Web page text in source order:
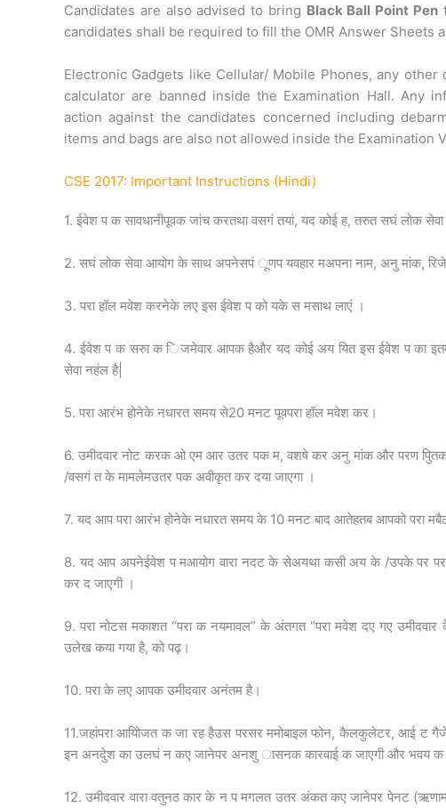
Candidates are also advised to bring Black Ball Point Pen
candidates shall be required to fill the OMR Answer Sheets
Electronic Gadgets like Cellular/ Mobile Phones, any
calculator are banned inside the Examination Hall. Any
action against the candidates concerned including
items and bags are also not allowed inside the Examination
CSE 2017: Important Instructions (Hindi)
1. ई­वेश प क सावधानीपूवक जांच करतथा वसगं तयां, यद कोई ह, तरुत सघं लोक
2. सघं लोक सेवा आयोग के साथ अपनेसपं ूणप यवहार मअपना नाम, अनु मांक,
3. परा हॉल मवेश करनेके लए इस ई­वेश प को यके स मसाथ लाएं ।
4. ई­वेश प क सरुा क िजमेवार आपक हैऔर यद कोई अय यित इस ई­वेश प का
सेवा नहंल है|
5. परा आरंभ होनेके नधारत समय से20 मनट पूवपरा हॉल मवेश कर।
6. उमीदवार नोट करक ओ एम आर उतर पक म, वशषे कर अनु मांक और परण
/वसगं त के मामलेमउतर पक अवीकृत कर दया जाएगा ।
7. यद आप परा आरंभ होनेके नधारत समय के 10 मनट बाद आतेहतब आपको परा
8. यद आप अपनेई­वेश प मआयोग वारा नदट के सेअयथा कसी अय के /उप­के पर
कर द जाएगी ।
9. परा नोटस मकाशत “परा क नयमावल” के अंतगत “परा मवेश दए गए
उलेख कया गया है, को पढ़।
10. परा के लए आपक उमीदवार अनंतम है।
11.जहांपरा आयोिजत क जा रह हैउस परसर ममोबाइल फोन, कैलकुलेटर,
इन अनदुेश का उलघं न कए जानेपर अनशु ासनक कारवाई क जाएगी और भवय क
12. उमीदवार वारा वतुनठ कार के न प मगलत उतर अंकत कए जानेपर पेनट